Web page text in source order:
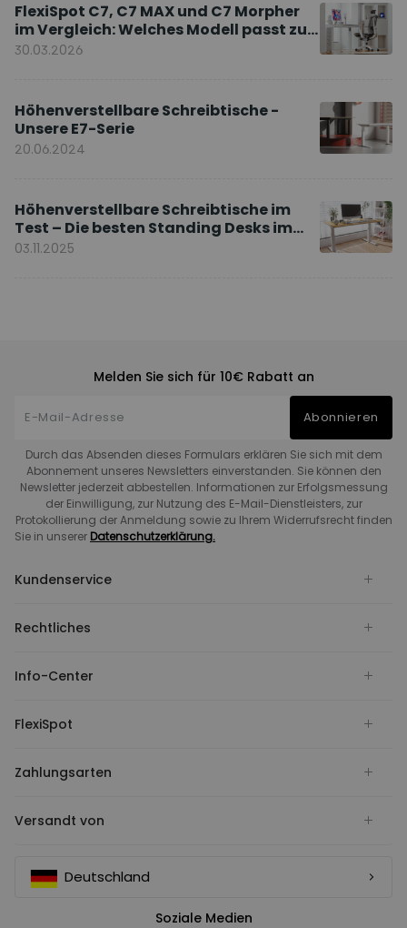
FlexiSpot C7, C7 MAX und C7 Morpher
im Vergleich: Welches Modell passt zu
Ihnen?
30.03.2026
Höhenverstellbare Schreibtische -
Unsere E7-Serie
20.06.2024
Höhenverstellbare Schreibtische im
Test – Die besten Standing Desks im
Vergleich
03.11.2025
Melden Sie sich für 10€ Rabatt an
Abonnieren
Durch das Absenden dieses Formulars erklären Sie sich mit dem
Abonnement unseres Newsletters einverstanden. Sie können den
Newsletter jederzeit abbestellen. Informationen zur Erfolgsmessung
der Einwilligung, zur Nutzung des E-Mail-Dienstleisters, zur
Protokollierung der Anmeldung sowie zu Ihrem Widerrufsrecht finden
Sie in unserer Datenschutzerklärung.
Kundenservice
Rechtliches
Info-Center
FlexiSpot
Zahlungsarten
Versandt von
Deutschland
Soziale Medien